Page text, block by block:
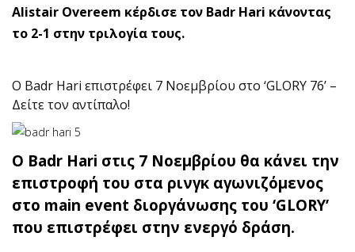
Alistair Overeem κέρδισε τον Badr Hari κάνοντας
το 2-1 στην τριλογία τους.
Ο Badr Hari επιστρέφει 7 Νοεμβρίου στο ‘GLORY 76’ –
Δείτε τον αντίπαλο!
Ο Badr Hari στις 7 Νοεμβρίου θα κάνει την
επιστροφή του στα ρινγκ αγωνιζόμενος
στο main event διοργάνωσης του ‘GLORY’
που επιστρέφει στην ενεργό δράση.